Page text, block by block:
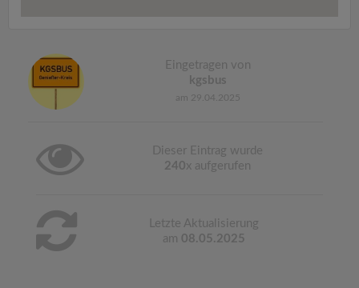
Eingetragen von
kgsbus
am 29.04.2025
Dieser Eintrag wurde
240x aufgerufen
Letzte Aktualisierung
am 08.05.2025